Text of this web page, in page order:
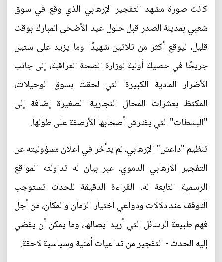
كانت صورة مشهد التفجير الإرهابي الذي وقع في سوق
شعبي بمدينة الصدر قبل حلول عيد الأضحى المبارك بوقت
قليل، ليوقع أكثر من ثلاثين شهيدًا وما يزيد على ستين
جريحًا في حصيلة أولية لوزارة الصحة العراقية، إلى جانب
الأضرار المادية الكبيرة التي لحقت بسوق الوحيلات،
المكتظ بعشرات المحال التجارية الصغيرة إضافة إلى
"البسطات" التي يفترش أصحابها الأرصفة على طولها.
تنظيم "داعش" الإرهابي، لم يتأخر في اعلان مسؤوليته عن
التفجير الارهابي الدموي، عبر بيان له تداولته المواقع
الرسمية التابعة له. القراءة الدقيقة للحدث تستوجب
التوقف عند دلالات ودواعي اختيار الزمان والمكان، من أجل
فهم طبيعة الرسائل التي أريد ايصالها، وما يمكن أن يفضي
إليه الحدث - التفجير من تداعيات أمنية وسياسية لاحقة.